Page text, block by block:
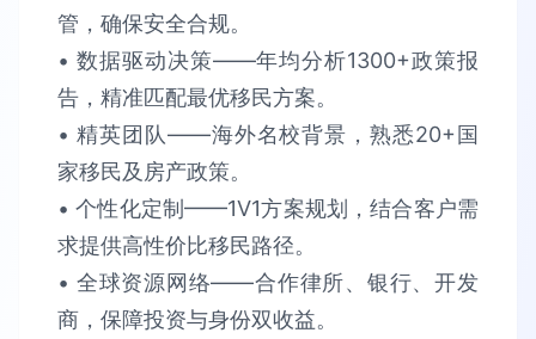
管，确保​​安全合规​​。​​
• 数据驱动决策​​——年均分析​​1300+政策报
告​​，精准匹配最优移民方案。​​
• 精英团队​​——海外名校背景，熟悉​​20+国
家​​移民及房产政策。​​
• 个性化定制​​——1V1方案规划，结合客户需
求提供​​高性价比​​移民路径。​​
• 全球资源网络​​——合作律所、银行、开发
商，保障​​投资与身份双收益​​。